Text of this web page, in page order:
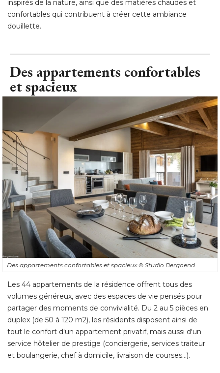
inspirés de la nature, ainsi que des matières chaudes et
confortables qui contribuent à créer cette ambiance
douillette.
Des appartements confortables
et spacieux
Des appartements confortables et spacieux© Studio Bergoend
Les 44 appartements de la résidence offrent tous des
volumes généreux, avec des espaces de vie pensés pour
partager des moments de convivialité. Du 2 au 5 pièces en
duplex (de 50 à 120 m2), les résidents disposent ainsi de
tout le confort d'un appartement privatif, mais aussi d'un
service hôtelier de prestige (conciergerie, services traiteur
et boulangerie, chef à domicile, livraison de courses...).